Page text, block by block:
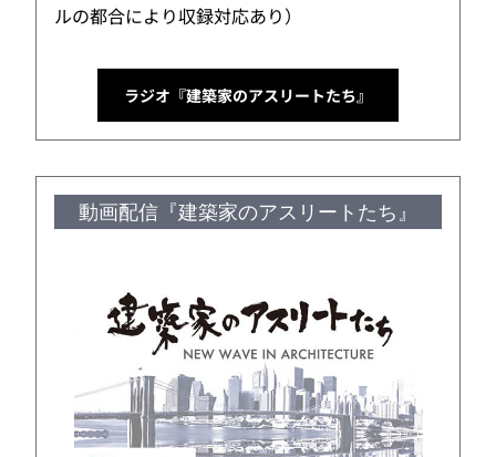
ルの都合により収録対応あり）
ラジオ『建築家のアスリートたち』
動画配信『建築家のアスリートたち』